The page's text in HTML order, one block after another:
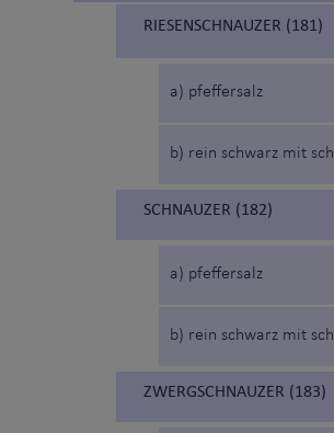
RIESENSCHNAUZER (181)
a) pfeffersalz
b) rein schwarz mit
SCHNAUZER (182)
a) pfeffersalz
b) rein schwarz mit
ZWERGSCHNAUZER (183)